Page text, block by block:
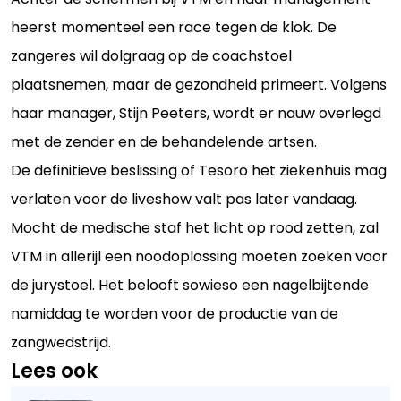
heerst momenteel een race tegen de klok. De
zangeres wil dolgraag op de coachstoel
plaatsnemen, maar de gezondheid primeert. Volgens
haar manager, Stijn Peeters, wordt er nauw overlegd
met de zender en de behandelende artsen.
De definitieve beslissing of Tesoro het ziekenhuis mag
verlaten voor de liveshow valt pas later vandaag.
Mocht de medische staf het licht op rood zetten, zal
VTM in allerijl een noodoplossing moeten zoeken voor
de jurystoel. Het belooft sowieso een nagelbijtende
namiddag te worden voor de productie van de
zangwedstrijd.
Lees ook